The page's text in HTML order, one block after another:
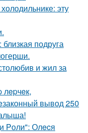
эту
подруга
и жил за
лepчeк,
вывод 250
Pоли": Олecя